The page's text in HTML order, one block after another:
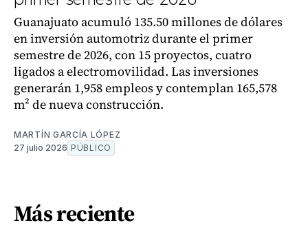
Guanajuato acumuló 135.50 millones de dólares
en inversión automotriz durante el primer
semestre de 2026, con 15 proyectos, cuatro
ligados a electromovilidad. Las inversiones
generarán 1,958 empleos y contemplan 165,578
m² de nueva construcción.
MARTÍN GARCÍA LÓPEZ
27 julio 2026 PÚBLICO
Más reciente